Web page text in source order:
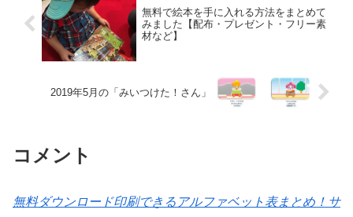
無料で絵本を手に入れる方法をまとめて
みました【配布・プレゼント・フリー素
材など】
2019年5月の「みいつけた！さん」
コメント
無料ダウンロード印刷できるアルファベット表まとめ！サ